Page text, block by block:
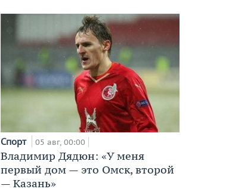
Спорт 05 авг, 00:00
Владимир Дядюн: «У меня
первый дом — это Омск, второй
— Казань»